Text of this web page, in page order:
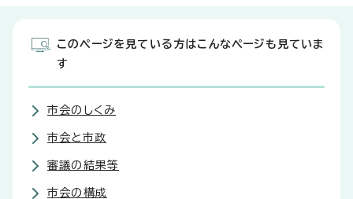
このページを見ている方はこんなページも見ていま
す
市会のしくみ
市会と市政
審議の結果等
市会の構成